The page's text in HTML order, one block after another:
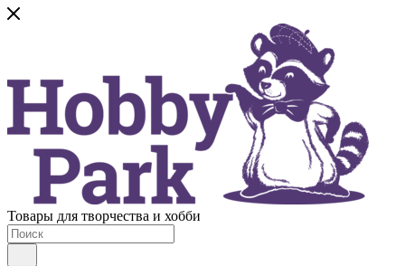
Товары для творчества и хобби